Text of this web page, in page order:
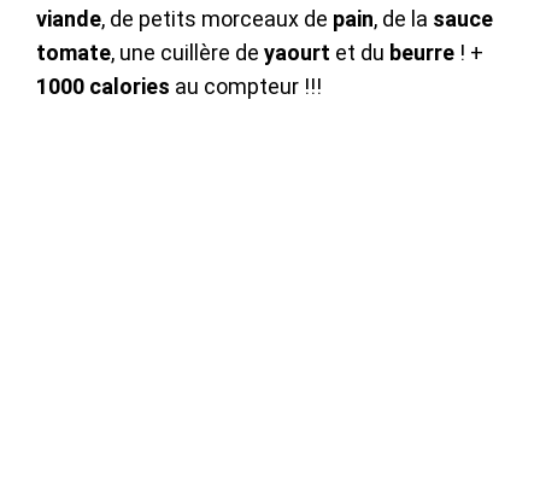
viande, de petits morceaux de pain, de la sauce
tomate, une cuillère de yaourt et du beurre ! +
1000 calories au compteur !!!